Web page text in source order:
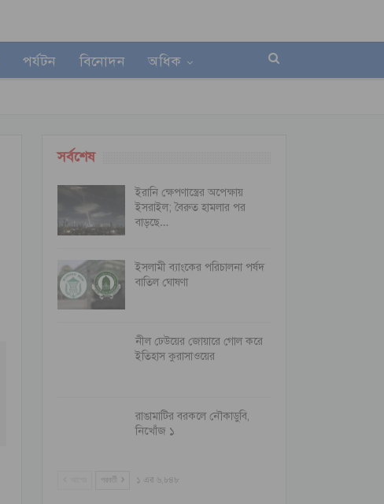
পর্যটন বিনোদন অধিক
সর্বশেষ
ইরানি ক্ষেপণাস্ত্রের অপেক্ষায়
ইসরাইল; বৈরুত হামলার পর
বাড়ছে…
ইসলামী ব্যাংকের পরিচালনা পর্ষদ
বাতিল ঘোষণা
নীল ঢেউয়ের জোয়ারে গোল করে
ইতিহাস কুরাসাওয়ের
রাঙামাটির বরকলে নৌকাডুবি,
নিখোঁজ ১
পরবর্তী ১ এর ৬,৮৪৮